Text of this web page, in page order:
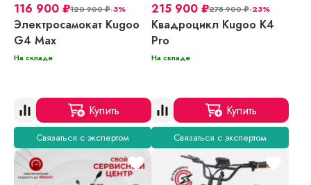
116 900 ₽120 900₽-3%
Электросамокат Kugoo
G4 Max
На складе
Купить
Связаться с экспертом
215 900 ₽278 900₽-23%
Квадроцикл Kugoo K4
Pro
На складе
Купить
Связаться с экспертом